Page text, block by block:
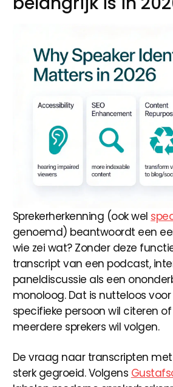
Sprekerherkenning (ook wel
genoemd) beantwoordt een
wie zei wat? Zonder deze
transcript van een podcast,
paneldiscussie als een
monoloog. Dat is nutteloos
specifieke persoon wil citeren
meerdere sprekers wil volgen.
De vraag naar transcripten met
sterk gegroeid. Volgens